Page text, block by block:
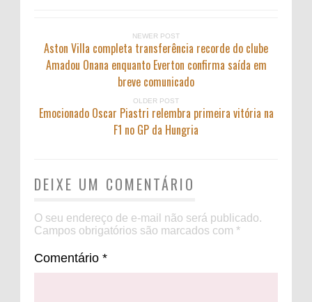
NEWER POST
Aston Villa completa transferência recorde do clube
Amadou Onana enquanto Everton confirma saída em
breve comunicado
OLDER POST
Emocionado Oscar Piastri relembra primeira vitória na
F1 no GP da Hungria
DEIXE UM COMENTÁRIO
O seu endereço de e-mail não será publicado.
Campos obrigatórios são marcados com *
Comentário *